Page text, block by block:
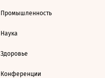
Промышленность
Наука
Здоровье
Конференции